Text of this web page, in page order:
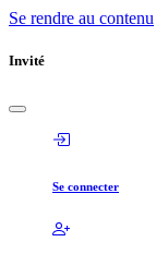
Se rendre au contenu
Invité
Se connecter